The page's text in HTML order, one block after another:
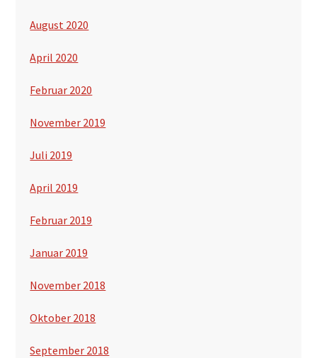
August 2020
April 2020
Februar 2020
November 2019
Juli 2019
April 2019
Februar 2019
Januar 2019
November 2018
Oktober 2018
September 2018